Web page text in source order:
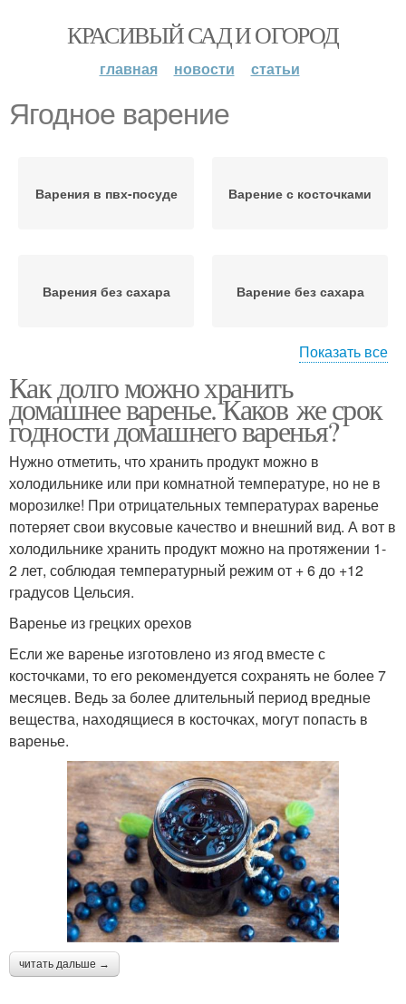
КРАСИВЫЙ САД И ОГОРОД
главная новости статьи
Ягодное варение
Варения в пвх-посуде Варение с косточками
Варения без сахара Варение без сахара
Варение из ягод Варение с эритритом
Цитрусовое варение Варение из клубники
Вишневое варение
Варение из земляники Варение из ежевики
Яблочное варение Варение из яблок
Варение с корицей Варение на сковороде
Прозрачное варение
Показать все
Как долго можно хранить
домашнее варенье. Каков же срок
годности домашнего варенья?
Нужно отметить, что хранить продукт можно в
холодильнике или при комнатной температуре, но не в
морозилке! При отрицательных температурах варенье
потеряет свои вкусовые качество и внешний вид. А вот в
холодильнике хранить продукт можно на протяжении 1-
2 лет, соблюдая температурный режим от + 6 до +12
градусов Цельсия.
Варенье из грецких орехов
Если же варенье изготовлено из ягод вместе с
косточками, то его рекомендуется сохранять не более 7
месяцев. Ведь за более длительный период вредные
вещества, находящиеся в косточках, могут попасть в
варенье.
читать дальше →